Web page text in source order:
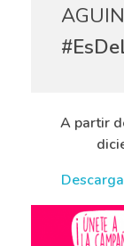
A partir